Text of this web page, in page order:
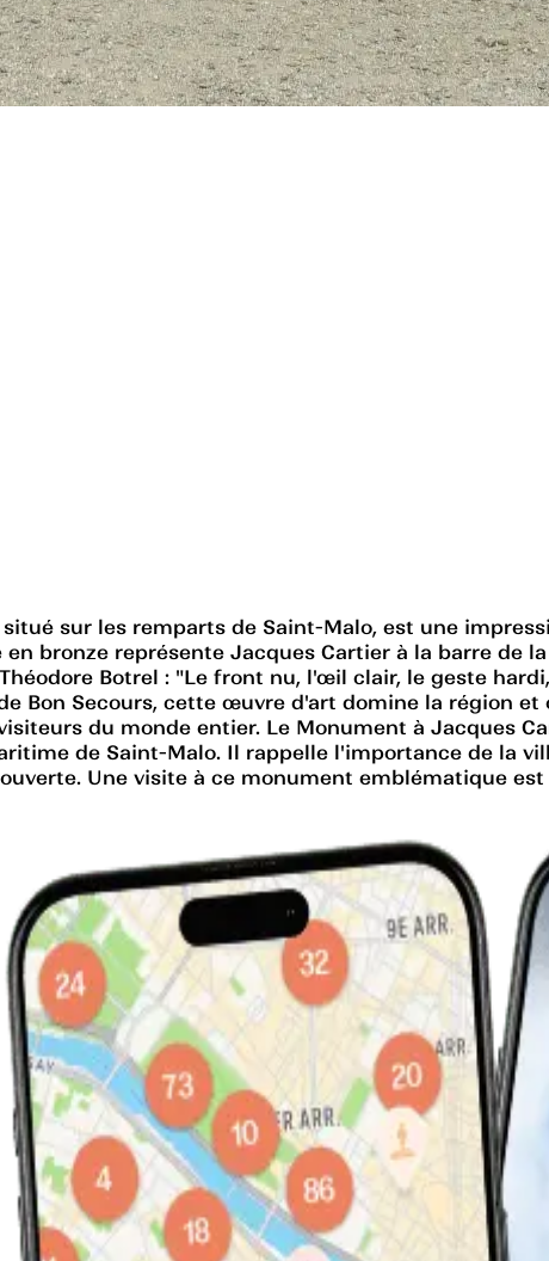
sur les remparts de Saint-Malo, est une
en bronze représente Jacques Cartier à la barre de
Botrel : "Le front nu, l'œil clair, le geste
Bon Secours, cette œuvre d'art domine la région
du monde entier. Le Monument à Jacques
de Saint-Malo. Il rappelle l'importance de la
Une visite à ce monument emblématique